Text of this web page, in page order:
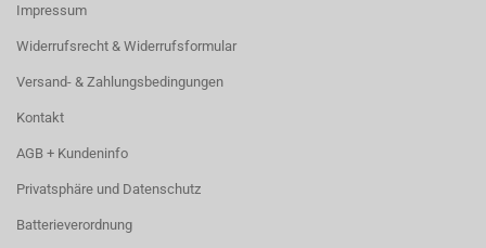
Impressum
Widerrufsrecht & Widerrufsformular
Versand- & Zahlungsbedingungen
Kontakt
AGB + Kundeninfo
Privatsphäre und Datenschutz
Batterieverordnung